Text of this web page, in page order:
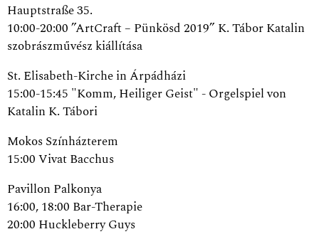
Hauptstraße 35.
10:00-20:00 ”ArtCraft – Pünkösd 2019” K. Tábor Katalin
szobrászművész kiállítása
St. Elisabeth-Kirche in Árpádházi
15:00-15:45 "Komm, Heiliger Geist" - Orgelspiel von
Katalin K. Tábori
Mokos Színházterem
15:00 Vivat Bacchus
Pavillon Palkonya
16:00, 18:00 Bar-Therapie
20:00 Huckleberry Guys